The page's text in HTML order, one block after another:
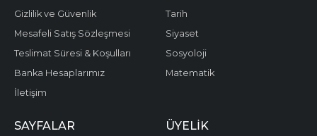
Gizlilik ve Güvenlik
Mesafeli Satış Sözleşmesi
Teslimat Süresi & Koşulları
Banka Hesaplarımız
İletişim
Tarih
Siyaset
Sosyoloji
Matematik
SAYFALAR ÜYELIK